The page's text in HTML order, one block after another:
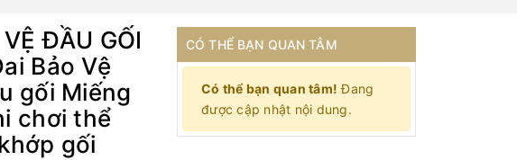
ĐẦU GỐI
Bảo Vệ
gối Miếng
chơi thể
gối
CÓ THỂ BẠN QUAN TÂM
Có thể bạn quan tâm! Đang
được cập nhật nội dung.